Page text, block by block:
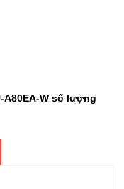
A80EA-W số lượng